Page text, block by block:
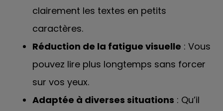
clairement les textes en petits
caractères.
Réduction de la fatigue visuelle : Vous
pouvez lire plus longtemps sans forcer
sur vos yeux.
Adaptée à diverses situations : Qu’il